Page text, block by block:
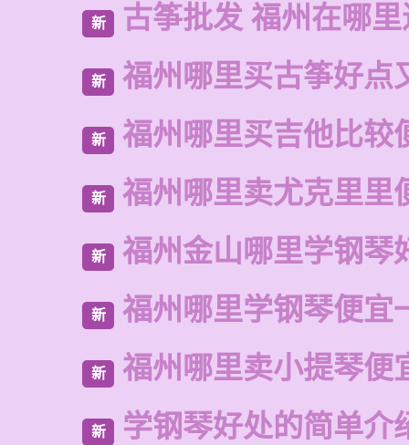
新 古筝批发 福州在哪
新 福州哪里买古筝好点
新 福州哪里买吉他比较
新 福州哪里卖尤克里里
新 福州金山哪里学钢琴
新 福州哪里学钢琴便宜
新 福州哪里卖小提琴便
新 学钢琴好处的简单介